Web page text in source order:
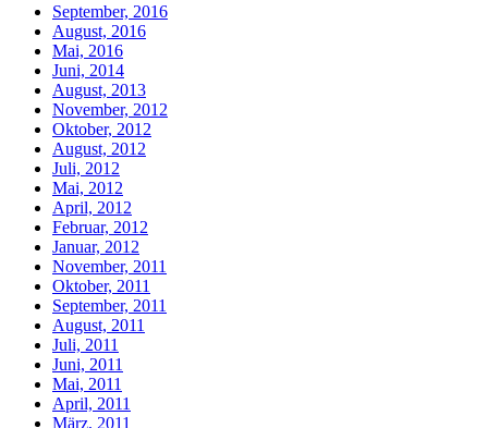
September, 2016
August, 2016
Mai, 2016
Juni, 2014
August, 2013
November, 2012
Oktober, 2012
August, 2012
Juli, 2012
Mai, 2012
April, 2012
Februar, 2012
Januar, 2012
November, 2011
Oktober, 2011
September, 2011
August, 2011
Juli, 2011
Juni, 2011
Mai, 2011
April, 2011
März, 2011